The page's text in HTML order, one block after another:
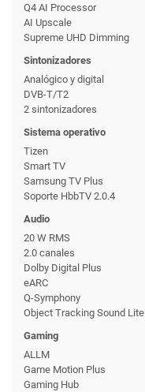
Q4 AI Processor
AI Upscale
Supreme UHD Dimming
Sintonizadores
Analógico y digital
DVB-T/T2
2 sintonizadores
Sistema operativo
Tizen
Smart TV
Samsung TV Plus
Soporte HbbTV 2.0.4
Audio
20 W RMS
2.0 canales
Dolby Digital Plus
eARC
Q-Symphony
Object Tracking Sound Lite
Gaming
ALLM
Game Motion Plus
Gaming Hub